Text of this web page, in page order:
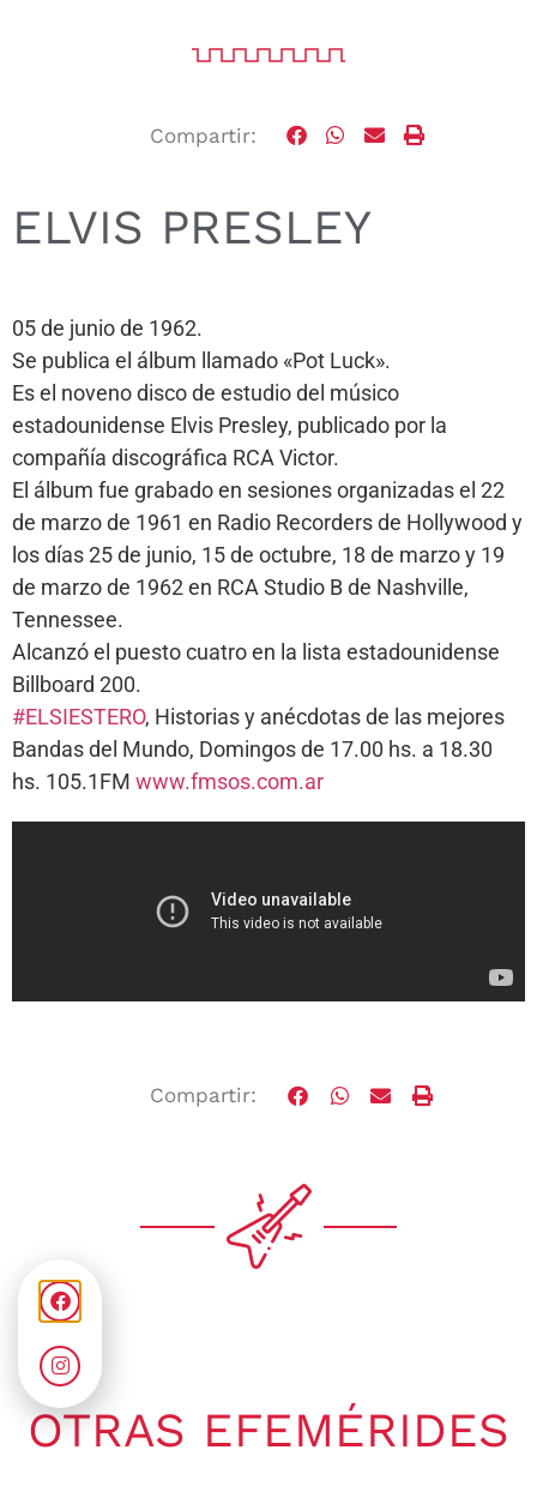
Compartir:
ELVIS PRESLEY
05 de junio de 1962.
Se publica el álbum llamado «Pot Luck».
Es el noveno disco de estudio del músico
estadounidense Elvis Presley, publicado por la
compañía discográfica RCA Victor.
El álbum fue grabado en sesiones organizadas el 22
de marzo de 1961 en Radio Recorders de Hollywood y
los días 25 de junio, 15 de octubre, 18 de marzo y 19
de marzo de 1962 en RCA Studio B de Nashville,
Tennessee.
Alcanzó el puesto cuatro en la lista estadounidense
Billboard 200.
#ELSIESTERO, Historias y anécdotas de las mejores
Bandas del Mundo, Domingos de 17.00 hs. a 18.30
hs. 105.1FM www.fmsos.com.ar
Compartir:
OTRAS EFEMÉRIDES